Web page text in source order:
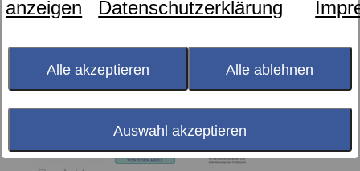
anzeigen
Datenschutzerklärung
Alle akzeptieren Alle ablehnen
Auswahl akzeptieren